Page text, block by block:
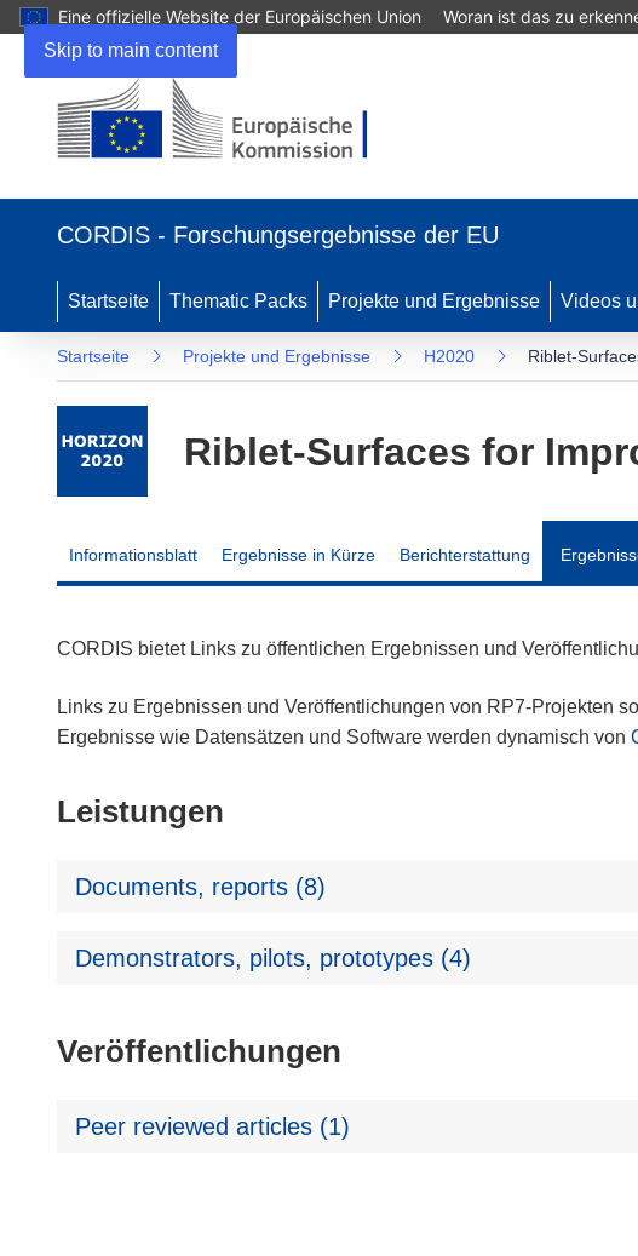
Skip to main content
Eine offizielle Website der Europäischen Union Woran ist das zu
neuem
CORDIS - Forschungsergebnisse der EU
Startseite Thematic Packs Projekte und Ergebnisse Videos
Startseite Projekte und Ergebnisse H2020 Riblet-
Riblet-Surfaces for
Informationsblatt Ergebnisse in Kürze Berichterstattung
CORDIS bietet Links zu öffentlichen Ergebnissen und
Links zu Ergebnissen und Veröffentlichungen von RP7-Projekten
Ergebnisse wie Datensätzen und Software werden dynamisch von
Leistungen
Documents, reports (8)
Demonstrators, pilots, prototypes (4)
Veröffentlichungen
Peer reviewed articles (1)